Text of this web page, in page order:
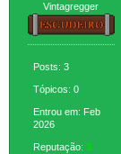
Vintagregger
Posts: 3
Tópicos: 0
Entrou em: Feb
2026
Reputação: 3